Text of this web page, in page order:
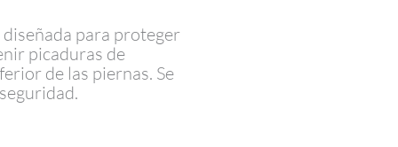
para proteger
picaduras de
de las piernas. Se